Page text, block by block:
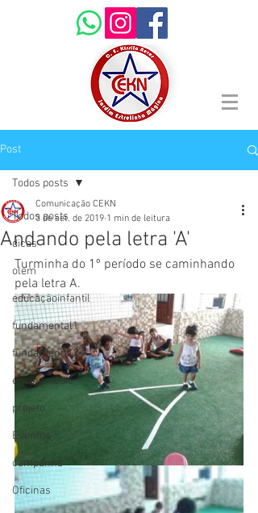
Post
Todos posts
dicas
olem
educaçãoinfantil
fundamental1
fundamental2
ensinomédio
projeto
Eventos
campanha
Oficinas
Todos posts
Andando pela letra 'A'
Comunicação CEKN
3 de set. de 2019 1 min de leitura
Turminha do 1º período se caminhando
pela letra A.